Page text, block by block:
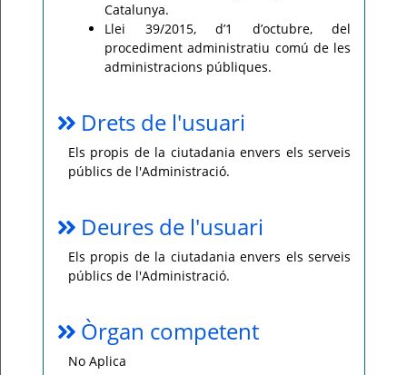
Catalunya.
Llei 39/2015, d’1 d’octubre, del
procediment administratiu comú de les
administracions públiques.
Drets de l'usuari
Els propis de la ciutadania envers els serveis
públics de l'Administració.
Deures de l'usuari
Els propis de la ciutadania envers els serveis
públics de l'Administració.
Òrgan competent
No Aplica